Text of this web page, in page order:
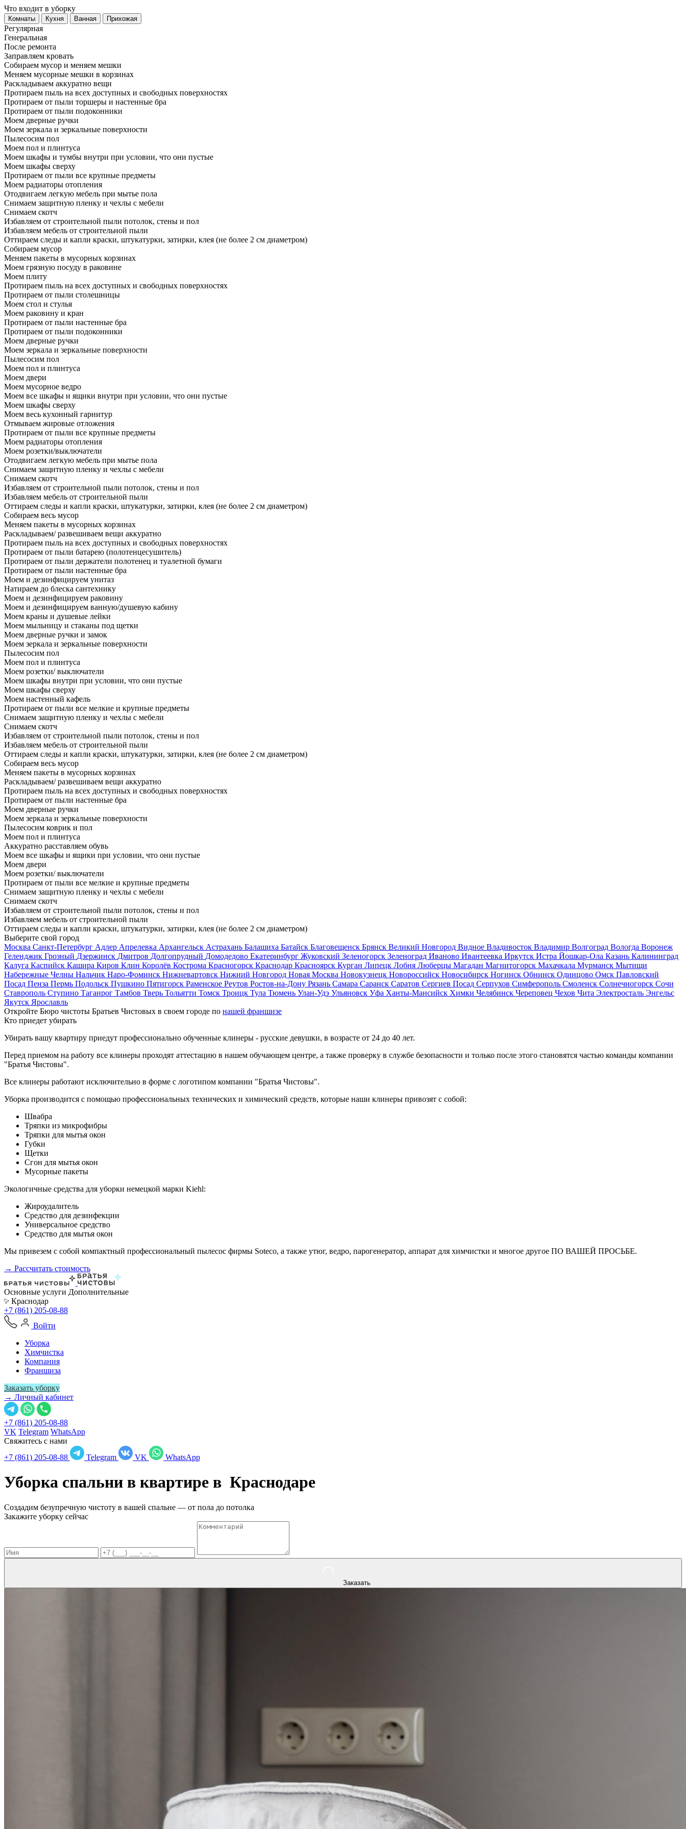
Что входит в уборку
Регу­лярная
Гене­ральная
После ремонта
Заправляем кровать
Собираем мусор и меняем мешки
Меняем мусорные мешки в корзинах
Раскладываем аккуратно вещи
Протираем пыль на всех доступных и свободных поверхностях
Протираем от пыли торшеры и настенные бра
Протираем от пыли подоконники
Моем дверные ручки
Моем зеркала и зеркальные поверхности
Пылесосим пол
Моем пол и плинтуса
Моем шкафы и тумбы внутри при условии, что они пустые
Моем шкафы сверху
Протираем от пыли все крупные предметы
Моем радиаторы отопления
Отодвигаем легкую мебель при мытье пола
Снимаем защитную пленку и чехлы с мебели
Снимаем скотч
Избавляем от строительной пыли потолок, стены и пол
Избавляем мебель от строительной пыли
Оттираем следы и капли краски, штукатурки, затирки, клея (не более 2 см диаметром)
Собираем мусор
Меняем пакеты в мусорных корзинах
Моем грязную посуду в раковине
Моем плиту
Протираем пыль на всех доступных и свободных поверхностях
Протираем от пыли столешницы
Моем стол и стулья
Моем раковину и кран
Протираем от пыли настенные бра
Протираем от пыли подоконники
Моем дверные ручки
Моем зеркала и зеркальные поверхности
Пылесосим пол
Моем пол и плинтуса
Моем двери
Моем мусорное ведро
Моем все шкафы и ящики внутри при условии, что они пустые
Моем шкафы сверху
Моем весь кухонный гарнитур
Отмываем жировые отложения
Протираем от пыли все крупные предметы
Моем радиаторы отопления
Моем розетки/выключатели
Отодвигаем легкую мебель при мытье пола
Снимаем защитную пленку и чехлы с мебели
Снимаем скотч
Избавляем от строительной пыли потолок, стены и пол
Избавляем мебель от строительной пыли
Оттираем следы и капли краски, штукатурки, затирки, клея (не более 2 см диаметром)
Собираем весь мусор
Меняем пакеты в мусорных корзинах
Раскладываем/ развешиваем вещи аккуратно
Протираем пыль на всех доступных и свободных поверхностях
Протираем от пыли батарею (полотенцесушитель)
Протираем от пыли держатели полотенец и туалетной бумаги
Протираем от пыли настенные бра
Моем и дезинфицируем унитаз
Натираем до блеска сантехнику
Моем и дезинфицируем раковину
Моем и дезинфицируем ванную/душевую кабину
Моем краны и душевые лейки
Моем мыльницу и стаканы под щетки
Моем дверные ручки и замок
Моем зеркала и зеркальные поверхности
Пылесосим пол
Моем пол и плинтуса
Моем розетки/ выключатели
Моем шкафы внутри при условии, что они пустые
Моем шкафы сверху
Моем настенный кафель
Протираем от пыли все мелкие и крупные предметы
Снимаем защитную пленку и чехлы с мебели
Снимаем скотч
Избавляем от строительной пыли потолок, стены и пол
Избавляем мебель от строительной пыли
Оттираем следы и капли краски, штукатурки, затирки, клея (не более 2 см диаметром)
Собираем весь мусор
Меняем пакеты в мусорных корзинах
Раскладываем/ развешиваем вещи аккуратно
Протираем пыль на всех доступных и свободных поверхностях
Протираем от пыли настенные бра
Моем дверные ручки
Моем зеркала и зеркальные поверхности
Пылесосим коврик и пол
Моем пол и плинтуса
Аккуратно расставляем обувь
Моем все шкафы и ящики при условии, что они пустые
Моем двери
Моем розетки/ выключатели
Протираем от пыли все мелкие и крупные предметы
Снимаем защитную пленку и чехлы с мебели
Снимаем скотч
Избавляем от строительной пыли потолок, стены и пол
Избавляем мебель от строительной пыли
Оттираем следы и капли краски, штукатурки, затирки, клея (не более 2 см диаметром)
Выберите свой город
Москва Санкт-Петербург Адлер Апрелевка Архангельск Астрахань Балашиха Батайск Благовещенск Брянск Великий Новгород Видное Владивосток Владимир Волгоград Вологда Воронеж
Геленджик Грозный Дзержинск Дмитров Долгопрудный Домодедово Екатеринбург Жуковский Зеленогорск Зеленоград Иваново Ивантеевка Иркутск Истра Йошкар-Ола Казань Калининград
Калуга Каспийск Кашира Киров Клин Королёв Кострома Красногорск Краснодар Красноярск Курган Липецк Лобня Люберцы Магадан Магнитогорск Махачкала Мурманск Мытищи
Набережные Челны Нальчик Наро-Фоминск Нижневартовск Нижний Новгород Новая Москва Новокузнецк Новороссийск Новосибирск Ногинск Обнинск Одинцово Омск Павловский
Посад Пенза Пермь Подольск Пушкино Пятигорск Раменское Реутов Ростов-на-Дону Рязань Самара Саранск Саратов Сергиев Посад Серпухов Симферополь Смоленск Солнечногорск Сочи
Ставрополь Ступино Таганрог Тамбов Тверь Тольятти Томск Троицк Тула Тюмень Улан-Удэ Ульяновск Уфа Ханты-Мансийск Химки Челябинск Череповец Чехов Чита Электросталь Энгельс
Якутск Ярославль
Откройте Бюро чистоты Братьев Чистовых в своем городе по нашей франшизе
Кто приедет убирать
Убирать вашу квартиру приедут профессионально обученные клинеры - русские девушки, в возрасте от 24 до 40 лет.
Перед приемом на работу все клинеры проходят аттестацию в нашем обучающем центре, а также проверку в службе безопасности и только после этого становятся частью команды компании
"Братья Чистовы".
Все клинеры работают исключительно в форме с логотипом компании "Братья Чистовы".
Уборка производится с помощью профессиональных технических и химический средств, которые наши клинеры привозят с собой:
Швабра
Тряпки из микрофибры
Тряпки для мытья окон
Губки
Щетки
Сгон для мытья окон
Мусорные пакеты
Экологичные средства для уборки немецкой марки Kiehl:
Жироудалитель
Средство для дезинфекции
Универсальное средство
Средство для мытья окон
Мы привезем с собой компактный профессиональный пылесос фирмы Soteco, а также утюг, ведро, парогенератор, аппарат для химчистки и многое другое ПО ВАШЕЙ ПРОСЬБЕ.
→ Рассчитать стоимость
Основные услуги Дополнительные
Краснодар
+7 (861) 205-08-88
Войти
Уборка
Химчистка
Компания
Франшиза
Заказать уборку
→ Личный кабинет
+7 (861) 205-08-88
VK Telegram WhatsApp
Свяжитесь с нами
+7 (861) 205-08-88
Telegram VK WhatsApp
Уборка спальни в квартире в Краснодаре
Создадим безупречную чистоту в вашей спальне — от пола до потолка
Закажите уборку сейчас
Заказать